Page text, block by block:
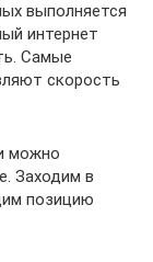
выполняется
интернет
Самые
скорость
можно
Заходим в
позицию